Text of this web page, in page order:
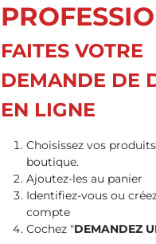
FAITES VOTRE
DEMANDE DE
EN LIGNE
Choisissez vos
boutique.
Ajoutez-les au panier
Identifiez-vous ou
compte
Cochez "DEMANDEZ